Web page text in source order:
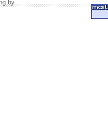
by